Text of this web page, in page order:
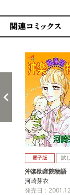
電子版 試
沖楽助産院物語
河崎芽衣
発売日：